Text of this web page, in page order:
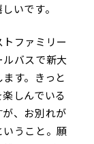
いです。
ファミリー
バスで新大
す。きっと
しんでいる
、お別れが
うこと。願